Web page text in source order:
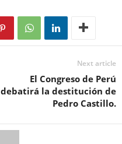
Next article
El Congreso de Perú
debatirá la destitución de
Pedro Castillo.